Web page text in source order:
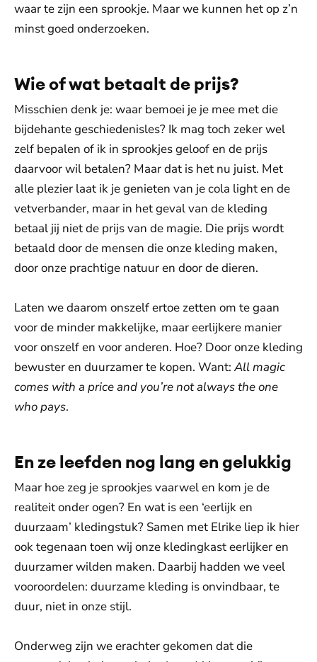
waar te zijn een sprookje. Maar we kunnen het op z’n
minst goed onderzoeken.
Wie of wat betaalt de prijs?
Misschien denk je: waar bemoei je je mee met die
bijdehante geschiedenisles? Ik mag toch zeker wel
zelf bepalen of ik in sprookjes geloof en de prijs
daarvoor wil betalen? Maar dat is het nu juist. Met
alle plezier laat ik je genieten van je cola light en de
vetverbander, maar in het geval van de kleding
betaal jij niet de prijs van de magie. Die prijs wordt
betaald door de mensen die onze kleding maken,
door onze prachtige natuur en door de dieren.
Laten we daarom onszelf ertoe zetten om te gaan
voor de minder makkelijke, maar eerlijkere manier
voor onszelf en voor anderen. Hoe? Door onze kleding
bewuster en duurzamer te kopen. Want: All magic
comes with a price and you’re not always the one
who pays.
En ze leefden nog lang en gelukkig
Maar hoe zeg je sprookjes vaarwel en kom je de
realiteit onder ogen? En wat is een ‘eerlijk en
duurzaam’ kledingstuk? Samen met Elrike liep ik hier
ook tegenaan toen wij onze kledingkast eerlijker en
duurzamer wilden maken. Daarbij hadden we veel
vooroordelen: duurzame kleding is onvindbaar, te
duur, niet in onze stijl.
Onderweg zijn we erachter gekomen dat die